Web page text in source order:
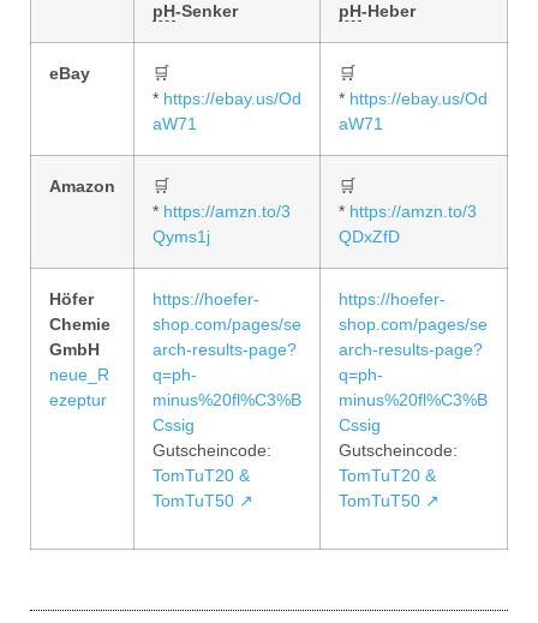
pH-Senker pH-Heber
eBay
🛒
* https://ebay.us/Od
aW71
🛒
* https://ebay.us/Od
aW71
Amazon
🛒
* https://amzn.to/3
Qyms1j
🛒
* https://amzn.to/3
QDxZfD
Höfer
Chemie
GmbH
neue_R
ezeptur
https://hoefer-
shop.com/pages/se
arch-results-page?
q=ph-
minus%20fl%C3%B
Cssig
Gutscheincode:
TomTuT20 &
TomTuT50 ↗
https://hoefer-
shop.com/pages/se
arch-results-page?
q=ph-
minus%20fl%C3%B
Cssig
Gutscheincode:
TomTuT20 &
TomTuT50 ↗